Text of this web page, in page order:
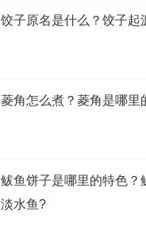
饺子原名是什么？饺子起
菱角怎么煮？菱角是哪里
鲅鱼饼子是哪里的特色？
淡水鱼?